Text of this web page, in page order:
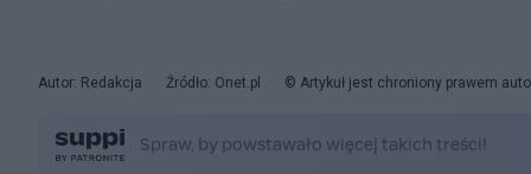
Autor: Redakcja Źródło: Onet.pl © Artykuł jest chroniony prawem